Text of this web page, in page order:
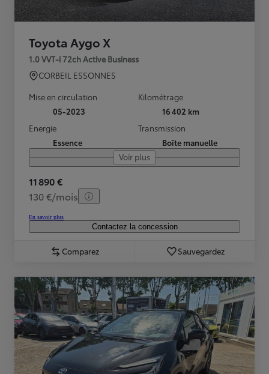
Toyota Aygo X
1.0 VVT-i 72ch Active Business
CORBEIL ESSONNES
Mise en circulation
05-2023
Kilométrage
16 402 km
Energie
Essence
Transmission
Boîte manuelle
Voir plus
11 890 €
130 €/mois
En savoir plus
Contactez la concession
Comparez Sauvegardez